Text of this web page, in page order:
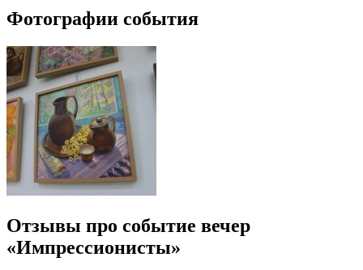
Фотографии события
Отзывы про событие вечер
«Импрессионисты»